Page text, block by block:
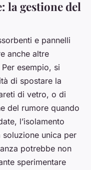
la gestione del
e pannelli
anche altre
esempio, si
di spostare la
di vetro, o di
del rumore quando
l’isolamento
soluzione unica per
potrebbe non
sperimentare